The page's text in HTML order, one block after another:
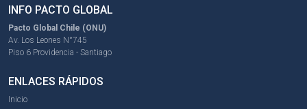
INFO PACTO GLOBAL
Pacto Global Chile (ONU)
Av. Los Leones N°745
Piso 6 Providencia - Santiago
ENLACES RÁPIDOS
Inicio